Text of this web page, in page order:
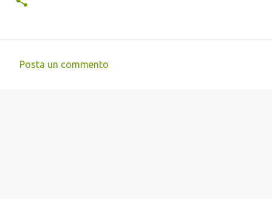
Posta un commento